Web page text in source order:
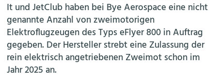
BERUFE
AERO-KULTUR
It und JetClub haben bei Bye Aerospace eine nicht
genannte Anzahl von zweimotorigen
Elektroflugzeugen des Typs eFlyer 800 in Auftrag
gegeben. Der Hersteller strebt eine Zulassung der
rein elektrisch angetriebenen Zweimot schon im
Jahr 2025 an.